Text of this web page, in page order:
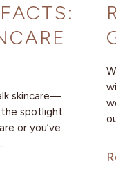
skincare—
spotlight.
or you’ve